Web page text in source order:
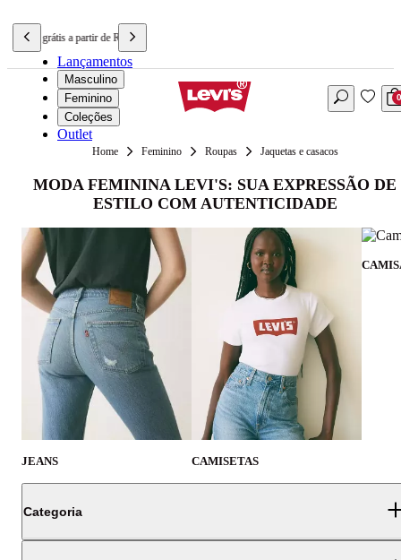
Frete grátis a partir de R$699,90
Lançamentos
Masculino
Feminino
Coleções
Outlet
0
Feminino Roupas Jaquetas e casacos
MODA FEMININA LEVI'S: SUA EXPRESSÃO DE
ESTILO COM AUTENTICIDADE
JEANS CAMISETAS
Categoria